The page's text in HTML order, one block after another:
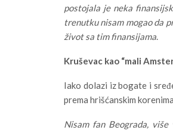
postojala je neka
trenutku nisam mogao da
život sa tim finansijama.
Kruševac kao “mali
Iako dolazi iz bogate i
prema hrišćanskim
Nisam fan Beograda,